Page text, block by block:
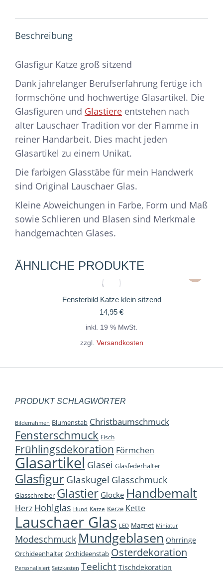
Beschreibung
Glasfigur Katze groß sitzend
Dank jahrelanger Berufserfahrung fertige ich
formschöne und hochwertige Glasartikel. Die
Glasfiguren und Glastiere entstehen nach
alter Lauschaer Tradition vor der Flamme in
reiner Handarbeit. Dies macht jeden
Glasartikel zu einem Unikat.
Die farbigen Glasstäbe für mein Handwerk
sind Original Lauschaer Glas.
Kleine Abweichungen in Farbe, Form und Maß
sowie Schlieren und Blasen sind Merkmale
handgemachten Glases.
ÄHNLICHE PRODUKTE
Fensterbild Katze klein sitzend
14,95 €
inkl. 19 % MwSt.
zzgl. Versandkosten
PRODUKT SCHLAGWÖRTER
Bilderrahmen Blumenstab Christbaumschmuck
Fensterschmuck Fisch
Frühlingsdekoration Förmchen
Glasartikel Glasei Glasfederhalter
Glasfigur Glaskugel Glasschmuck
Glasschreiber Glastier Glocke Handbemalt
Herz Hohlglas Hund Katze Kerze Kette
Lauschaer Glas LED Magnet Miniatur
Modeschmuck Mundgeblasen Ohrringe
Orchideenhalter Orchideenstab Osterdekoration
Personalisiert Setzkasten Teelicht Tischdekoration